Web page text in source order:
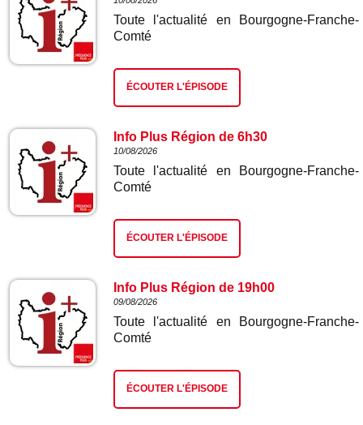
Toute l'actualité en Bourgogne-Franche-
Comté
ÉCOUTER L'ÉPISODE
Info Plus Région de 6h30
10/08/2026
Toute l'actualité en Bourgogne-Franche-
Comté
ÉCOUTER L'ÉPISODE
Info Plus Région de 19h00
09/08/2026
Toute l'actualité en Bourgogne-Franche-
Comté
ÉCOUTER L'ÉPISODE